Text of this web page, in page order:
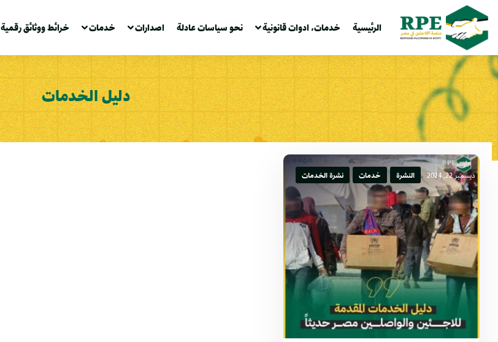
الرئيسية خدمات، ادوات قانونية نحو سياسات عادلة اصدارات خدمات خرائط ووثائق رقمية
دليل الخدمات
ديسمبر 22, 2024 النشرة خدمات نشرة الخدمات